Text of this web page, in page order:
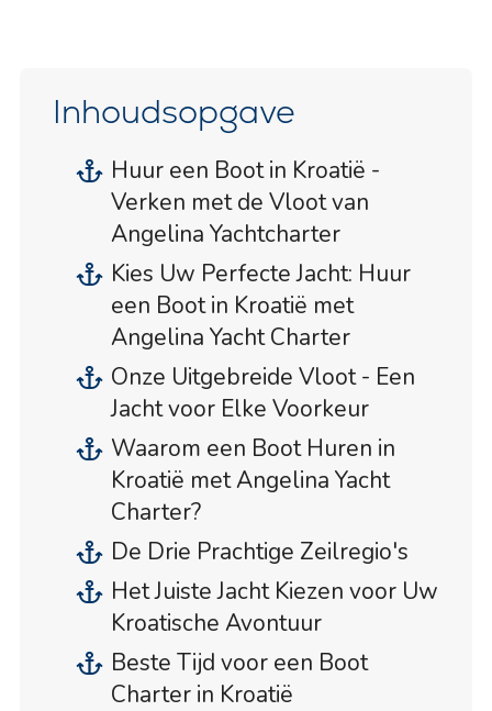
Inhoudsopgave
Huur een Boot in Kroatië -
Verken met de Vloot van
Angelina Yachtcharter
Kies Uw Perfecte Jacht: Huur
een Boot in Kroatië met
Angelina Yacht Charter
Onze Uitgebreide Vloot - Een
Jacht voor Elke Voorkeur
Waarom een Boot Huren in
Kroatië met Angelina Yacht
Charter?
De Drie Prachtige Zeilregio's
Het Juiste Jacht Kiezen voor Uw
Kroatische Avontuur
Beste Tijd voor een Boot
Charter in Kroatië